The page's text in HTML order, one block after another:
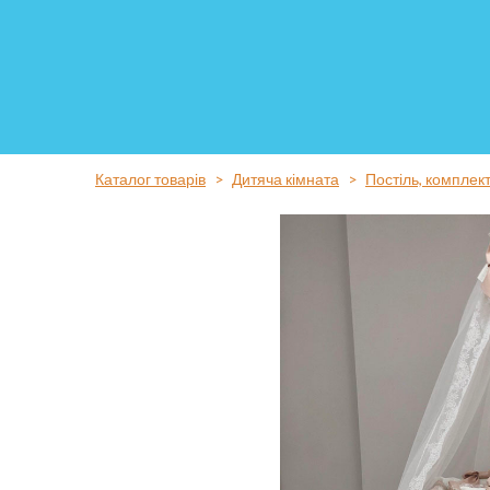
Каталог товарів Дитяча кімната Постіль,